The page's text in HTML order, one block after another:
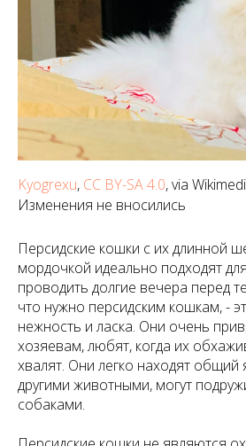
Kyogrexu, CC BY-SA 4.0, via
Изменения не вносились
Персидские кошки с их длинной
мордочкой идеально подходят
проводить долгие вечера перед
что нужно персидским кошкам, -
нежность и ласка. Они очень
хозяевам, любят, когда их
хвалят. Они легко находят общий
другими животными, могут
собаками.